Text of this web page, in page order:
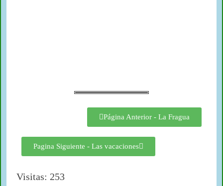
Página Anterior - La Fragua
Pagina Siguiente - Las vacaciones
Visitas: 253